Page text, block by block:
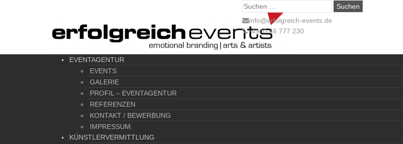
Suche
info@erfolgreich-events.de
+4940 46 777 230
EVENTAGENTUR
EVENTS
GALERIE
PROFIL – EVENTAGENTUR
REFERENZEN
KONTAKT / BEWERBUNG
IMPRESSUM
KÜNSTLERVERMITTLUNG